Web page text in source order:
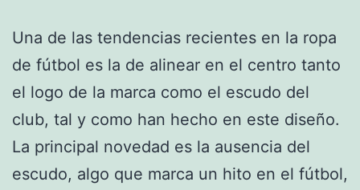
Una de las tendencias recientes en la ropa
de fútbol es la de alinear en el centro tanto
el logo de la marca como el escudo del
club, tal y como han hecho en este diseño.
La principal novedad es la ausencia del
escudo, algo que marca un hito en el fútbol,